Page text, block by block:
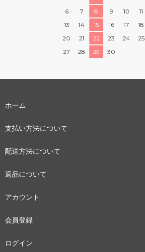
6
7 8 9 10 11
13
14 15 16 17 18
20
21 22 23 24 25
27
28 29 30
ホーム
支払い方法について
配送方法について
返品について
アカウント
会員登録
ログイン